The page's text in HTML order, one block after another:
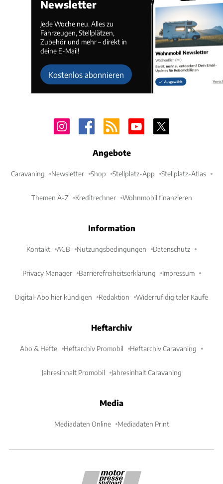
Newsletter
Jede Woche neu. Alles zu
Fahrzeugen, Stellplätzen,
Zubehör und mehr – direkt in
deine E-Mail!
Kostenlos abonnieren
Angebote
Caravaning Newsletter Shop Stellplatz-App Stellplatz-Atlas
Themen A-Z Kreditrechner Wohnmobil finanzieren
Information
Kontakt AGB Nutzungsbedingungen Datenschutz
Privacy Manager Barrierefreiheitserklärung Impressum
Digital-Abo hier kündigen Redaktion Widerruf digitaler Käufe
Heftarchiv
Abo & Hefte Heftarchiv Promobil Heftarchiv Caravaning
Jahresinhalt Promobil Jahresinhalt Caravaning
Media
Mediadaten Online Mediadaten Print